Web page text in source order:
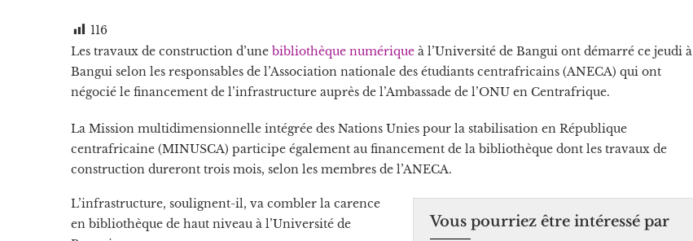
116
Les travaux de construction d’une bibliothèque numérique à l’Université de Bangui ont démarré ce jeudi à
Bangui selon les responsables de l’Association nationale des étudiants centrafricains (ANECA) qui ont
négocié le financement de l’infrastructure auprès de l’Ambassade de l’ONU en Centrafrique.
La Mission multidimensionnelle intégrée des Nations Unies pour la stabilisation en République
centrafricaine (MINUSCA) participe également au financement de la bibliothèque dont les travaux de
construction dureront trois mois, selon les membres de l’ANECA.
Vous pourriez être intéressé par
L’infrastructure, soulignent-il, va combler la carence
en bibliothèque de haut niveau à l’Université de